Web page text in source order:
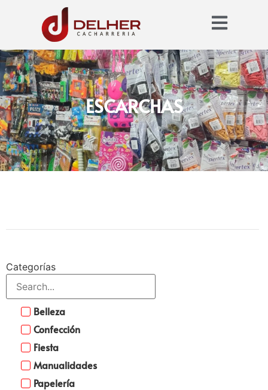
ESCARCHAS
Categorías
Belleza
Confección
Fiesta
Manualidades
Papelería